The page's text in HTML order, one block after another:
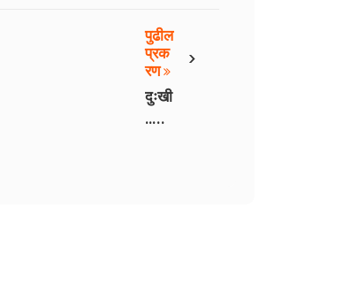
›
पुढील
प्रक
रण
दुःखी
.. -